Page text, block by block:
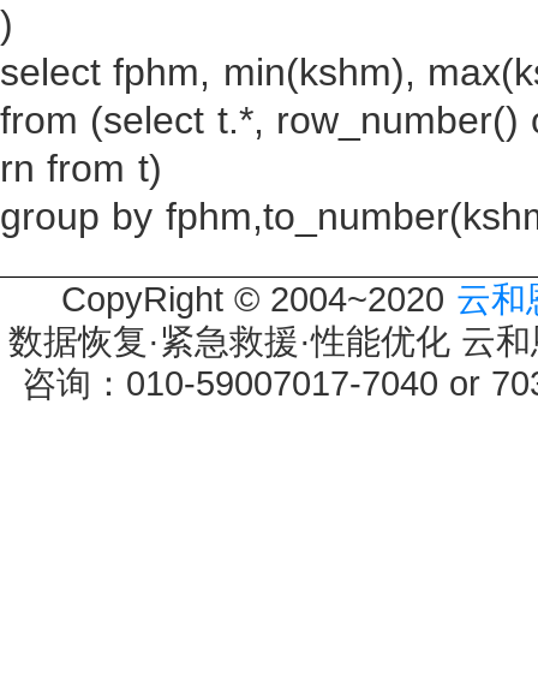
)
select fphm, min(kshm),
from (select t.*,
rn from t)
group by
CopyRight © 2004~2020 云和
数据恢复·紧急救援·性能优化 云
咨询：010-59007017-7040 or